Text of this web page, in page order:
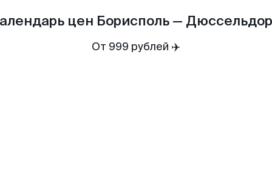
цен Борисполь—
От 999 рублей ✈️